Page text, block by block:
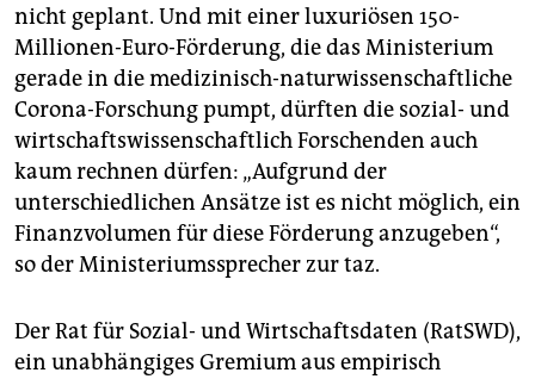
nicht geplant. Und mit einer luxuriösen 150-
Millionen-Euro-Förderung, die das Ministerium
gerade in die medizinisch-naturwissenschaftliche
Corona-Forschung pumpt, dürften die sozial- und
wirtschaftswissenschaftlich Forschenden auch
kaum rechnen dürfen: „Aufgrund der
unterschiedlichen Ansätze ist es nicht möglich, ein
Finanzvolumen für diese Förderung anzugeben“,
so der Ministeriumssprecher zur taz.
Der Rat für Sozial- und Wirtschaftsdaten (RatSWD),
ein unabhängiges Gremium aus empirisch